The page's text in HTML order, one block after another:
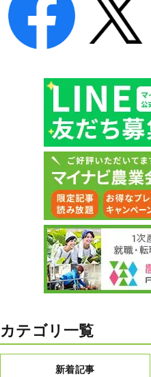
カテゴリ一覧
新着記事